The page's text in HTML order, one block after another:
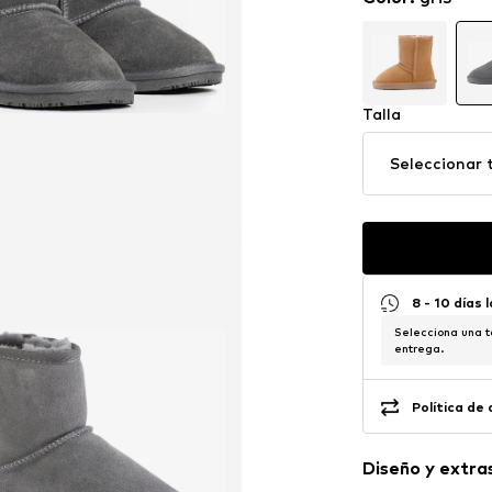
Talla
Seleccionar
8 - 10 días
Selecciona una
entrega.
Política de
Diseño y